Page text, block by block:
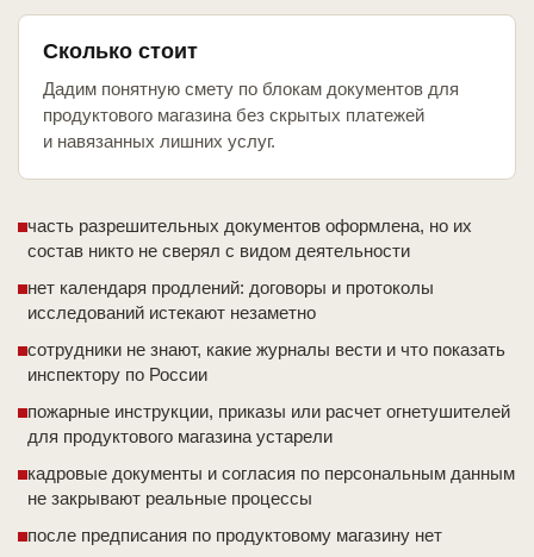
Сколько стоит
Дадим понятную смету по блокам документов для
продуктового магазина без скрытых платежей
и навязанных лишних услуг.
часть разрешительных документов оформлена, но их
состав никто не сверял с видом деятельности
нет календаря продлений: договоры и протоколы
исследований истекают незаметно
сотрудники не знают, какие журналы вести и что показать
инспектору по России
пожарные инструкции, приказы или расчет огнетушителей
для продуктового магазина устарели
кадровые документы и согласия по персональным данным
не закрывают реальные процессы
после предписания по продуктовому магазину нет